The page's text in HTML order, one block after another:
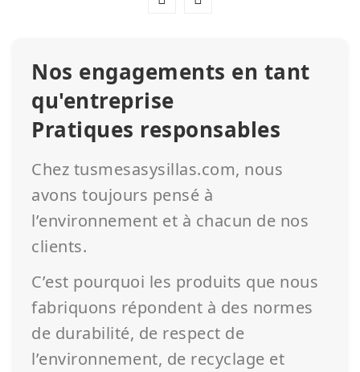
Nos engagements en tant
qu'entreprise
Pratiques responsables
Chez tusmesasysillas.com, nous
avons toujours pensé à
l’environnement et à chacun de nos
clients.
C’est pourquoi les produits que nous
fabriquons répondent à des normes
de durabilité, de respect de
l’environnement, de recyclage et